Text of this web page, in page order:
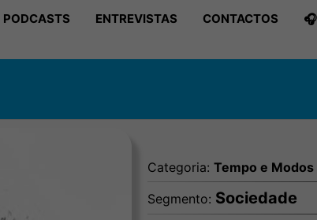
PODCASTS ENTREVISTAS CONTACTOS
Categoria: Tempo e Modos
Segmento: Sociedade